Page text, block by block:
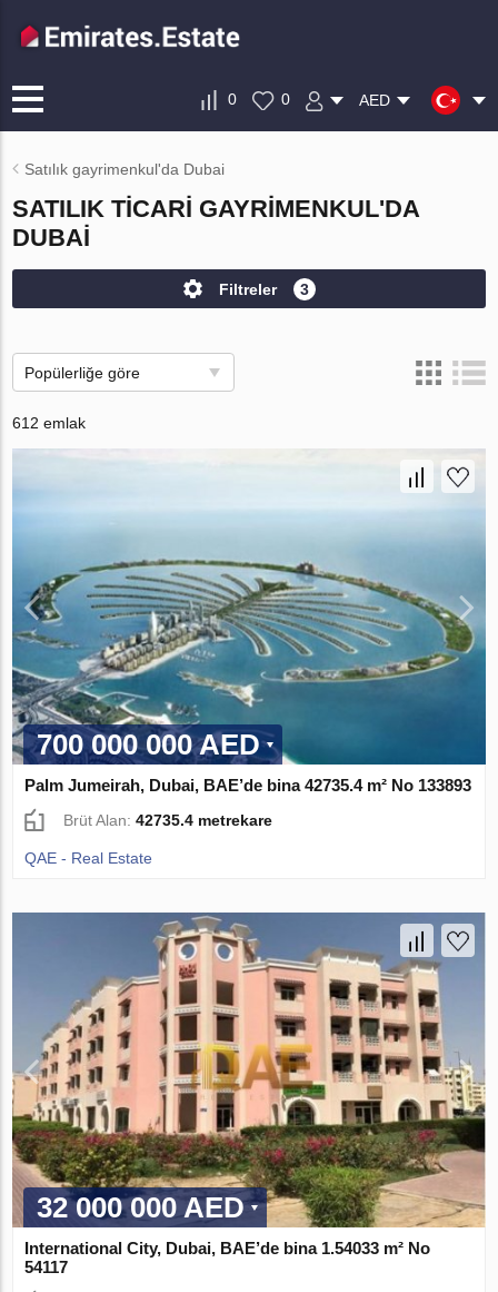
0 0 AED
Satılık gayrimenkul'da Dubai
SATILIK TICARI GAYRIMENKUL'DA
DUBAI
Filtreler 3
Popülerliğe göre
612 emlak
700 000 000 AED
Palm Jumeirah, Dubai, BAE’de bina 42735.4 m² No 133893
Brüt Alan:42735.4 metrekare
QAE - Real Estate
32 000 000 AED
International City, Dubai, BAE’de bina 1.54033 m² No
54117